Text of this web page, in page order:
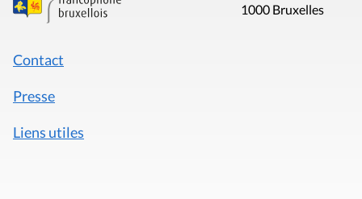
1000 Bruxelles
Contact
Presse
Liens utiles